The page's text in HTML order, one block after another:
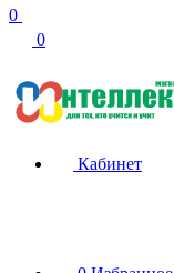
0
0
Кабинет